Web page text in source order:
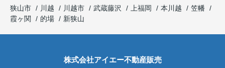
狭山市
川越 川越市 武蔵藤沢 上福岡 本川越
笠幡
霞ヶ関
的場 新狭山
株式会社アイエー不動産販売